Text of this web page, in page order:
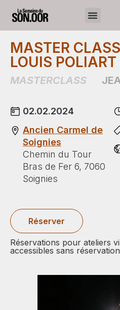
MASTER
LOUIS POLIART
MASTERCLASS
02.02.2024
Ancien Carmel de
Soignies
Chemin du Tour
Bras de Fer 6, 7060
Soignies
Réserver
Réservations pour ateliers
accessibles sans réservation